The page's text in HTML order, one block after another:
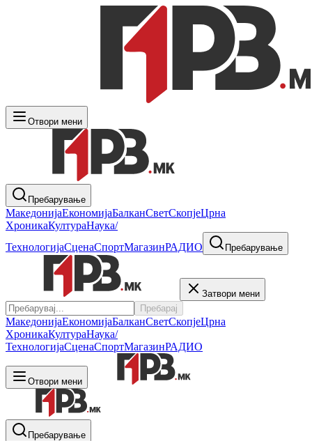
Отвори мени
Пребарување
МакедонијаЕкономијаБалканСветСкопјеЦрна
ХроникаКултураНаука/
ТехнологијаСценаСпортМагазинРАДИО Пребарување
Затвори мени
Пребарај
МакедонијаЕкономијаБалканСветСкопјеЦрна
ХроникаКултураНаука/
ТехнологијаСценаСпортМагазинРАДИО
Отвори мени
Пребарување